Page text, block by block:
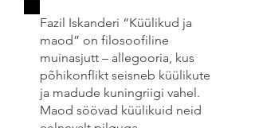
Fazil Iskanderi “Küülikud ja
maod” on filosoofiline
muinasjutt – allegooria, kus
põhikonflikt seisneb küülikute
ja madude kuningriigi vahel.
Maod söövad küülikuid neid